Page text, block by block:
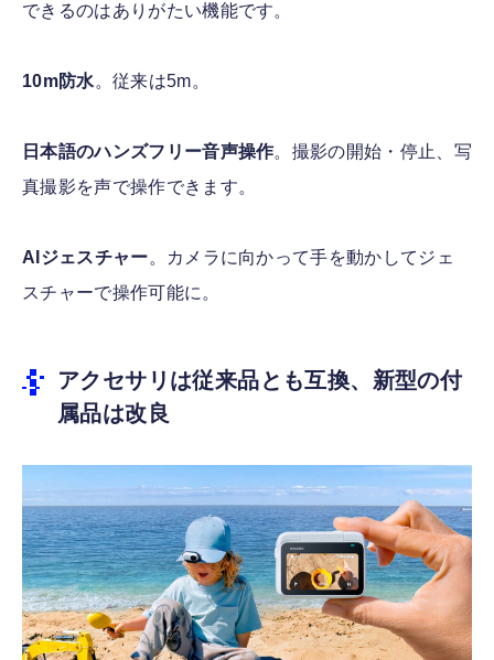
できるのはありがたい機能です。
10m防水。従来は5m。
日本語のハンズフリー音声操作。撮影の開始・停止、写
真撮影を声で操作できます。
AIジェスチャー。カメラに向かって手を動かしてジェ
スチャーで操作可能に。
アクセサリは従来品とも互換、新型の付
属品は改良